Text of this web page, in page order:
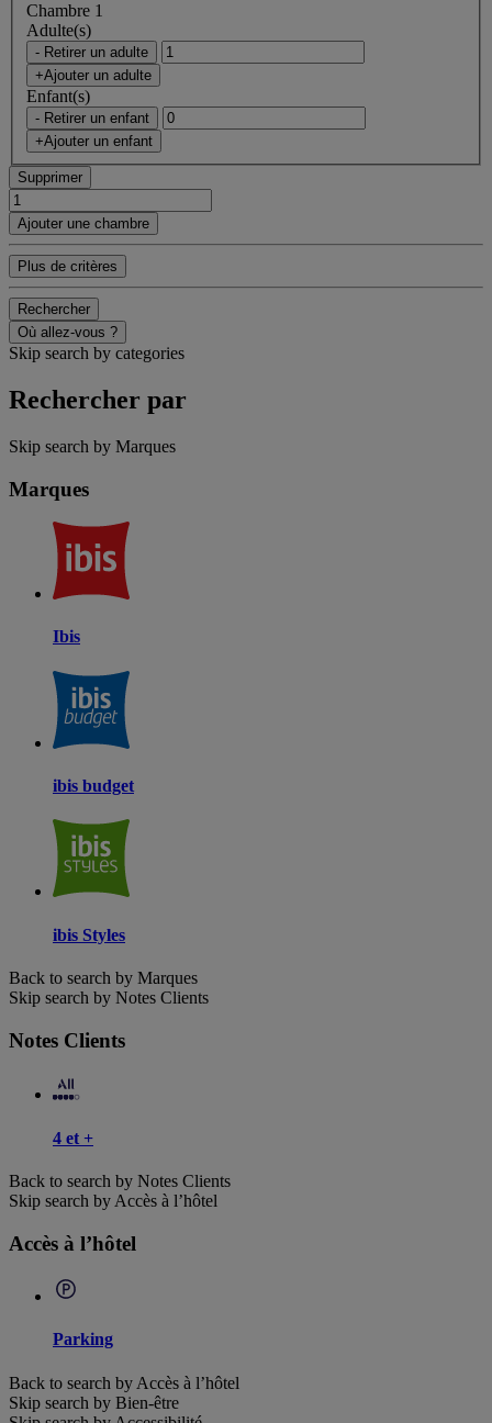
Chambre 1
Adulte(s)
- Retirer un adulte
+Ajouter un adulte
Enfant(s)
- Retirer un enfant
+Ajouter un enfant
Supprimer
Ajouter une chambre
Plus de critères
Rechercher
Où allez-vous ?
Skip search by categories
Rechercher par
Skip search by Marques
Marques
Ibis
ibis budget
ibis Styles
Back to search by Marques
Skip search by Notes Clients
Notes Clients
4 et +
Back to search by Notes Clients
Skip search by Accès à l’hôtel
Accès à l’hôtel
Parking
Back to search by Accès à l’hôtel
Skip search by Bien-être